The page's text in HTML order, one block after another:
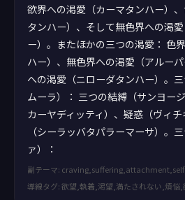
欲界への渇愛（カーマタンハー）
タンハー）、そして無色界への渇
ー）。またほかの三つの渇愛： 色
ハー）、無色界への渇愛（アルー
への渇愛（ニローダタンハー）。
ムーラ）： 三つの結縛（サンヨー
カーヤディッティ）、疑惑（ヴィ
（シーラッバタパラーマーサ）。
ァ）：
副テーマ: craving,suffering,attachment,self
導線タグ: 欲望,執着,渇望,満たされない,煩悩